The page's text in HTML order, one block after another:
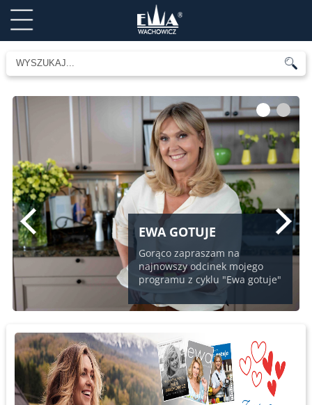
EWA GOTUJE
Gorąco zapraszam na
najnowszy odcinek mojego
programu z cyklu "Ewa gotuje"
1 2